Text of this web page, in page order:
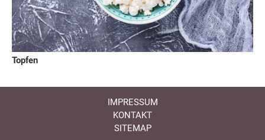
Topfen
IMPRESSUM
KONTAKT
SITEMAP